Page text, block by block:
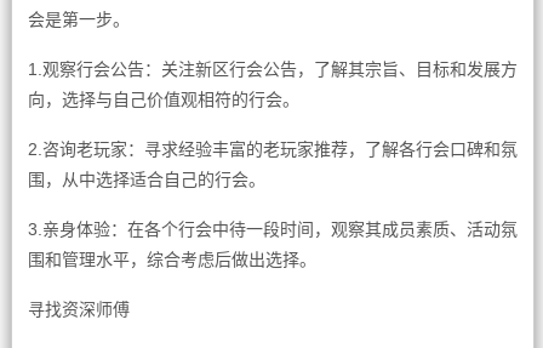
会是第一步。
1.观察行会公告：关注新区行会公告，了解其宗旨、目标和发展方
向，选择与自己价值观相符的行会。
2.咨询老玩家：寻求经验丰富的老玩家推荐，了解各行会口碑和氛
围，从中选择适合自己的行会。
3.亲身体验：在各个行会中待一段时间，观察其成员素质、活动氛
围和管理水平，综合考虑后做出选择。
寻找资深师傅